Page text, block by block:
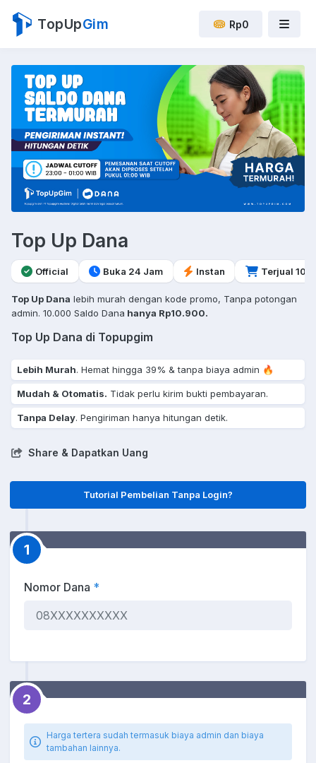
TopUpGim Rp0
Top Up Dana
Official Buka 24 Jam Instan Terjual
Top Up Dana lebih murah dengan kode promo, Tanpa potongan
admin. 10.000 Saldo Dana hanya Rp10.900.
Top Up Dana di Topupgim
Lebih Murah. Hemat hingga 39% & tanpa biaya admin 🔥
Mudah & Otomatis. Tidak perlu kirim bukti pembayaran.
Tanpa Delay. Pengiriman hanya hitungan detik.
Share & Dapatkan Uang
Tutorial Pembelian Tanpa Login?
1
Nomor Dana *
2
Harga tertera sudah termasuk biaya admin dan biaya
tambahan lainnya.